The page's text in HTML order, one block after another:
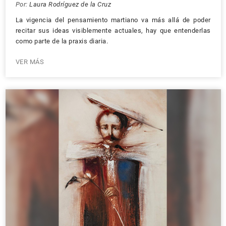
Por: Laura Rodríguez de la Cruz
La vigencia del pensamiento martiano va más allá de poder
recitar sus ideas visiblemente actuales, hay que entenderlas
como parte de la praxis diaria.
VER MÁS